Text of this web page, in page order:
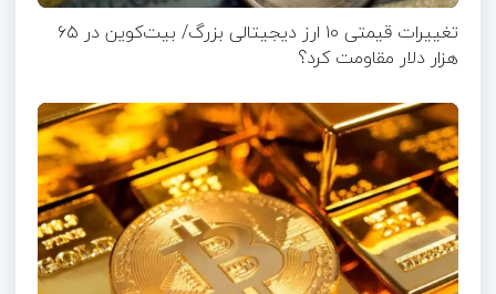
تغییرات قیمتی ۱۰ ارز دیجیتالی بزرگ/ بیت‌کوین در ۶۵
هزار دلار مقاومت کرد؟